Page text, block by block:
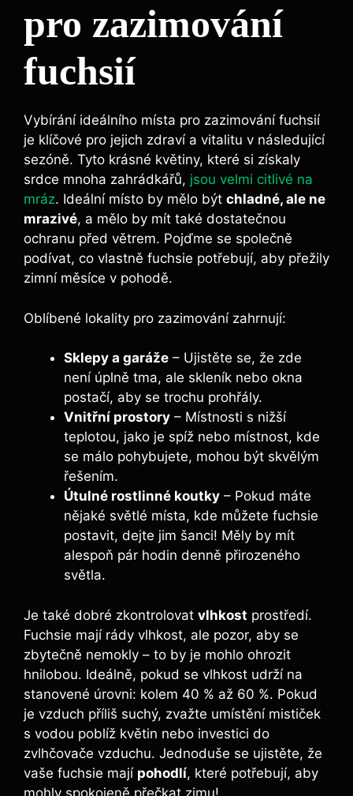
pro zazimování
fuchsií
Vybírání ideálního místa pro zazimování fuchsií
je klíčové pro jejich zdraví a vitalitu v následující
sezóně. Tyto krásné květiny, které si získaly
srdce mnoha zahrádkářů, jsou velmi citlivé na
mráz. Ideální místo by mělo být chladné, ale ne
mrazivé, a mělo by mít také dostatečnou
ochranu před větrem. Pojďme se společně
podívat, co vlastně fuchsie potřebují, aby přežily
zimní měsíce v pohodě.
Oblíbené lokality pro zazimování zahrnují:
Sklepy a garáže – Ujistěte se, že zde
není úplně tma, ale skleník nebo okna
postačí, aby se trochu prohřály.
Vnitřní prostory – Místnosti s nižší
teplotou, jako je spíž nebo místnost, kde
se málo pohybujete, mohou být skvělým
řešením.
Útulné rostlinné koutky – Pokud máte
nějaké světlé místa, kde můžete fuchsie
postavit, dejte jim šanci! Měly by mít
alespoň pár hodin denně přirozeného
světla.
Je také dobré zkontrolovat vlhkost prostředí.
Fuchsie mají rády vlhkost, ale pozor, aby se
zbytečně nemokly – to by je mohlo ohrozit
hnilobou. Ideálně, pokud se vlhkost udrží na
stanovené úrovni: kolem 40 % až 60 %. Pokud
je vzduch příliš suchý, zvažte umístění mističek
s vodou poblíž květin nebo investici do
zvlhčovače vzduchu. Jednoduše se ujistěte, že
vaše fuchsie mají pohodlí, které potřebují, aby
mohly spokojeně přečkat zimu!